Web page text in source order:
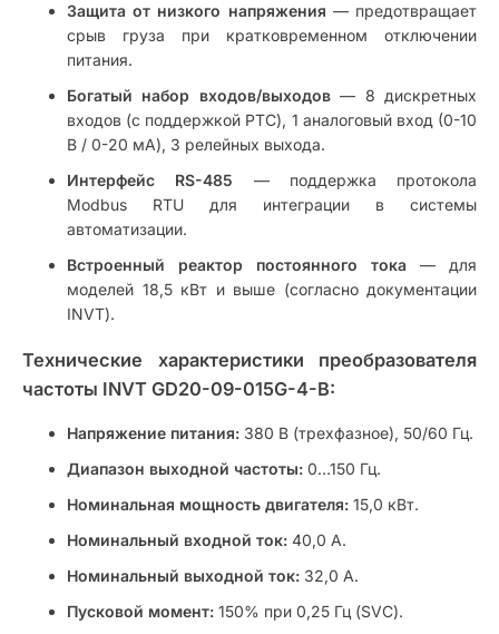
Защита от низкого напряжения — предотвращает
срыв груза при кратковременном отключении
питания.
Богатый набор входов/выходов— 8 дискретных
входов (с поддержкой PTC), 1 аналоговый вход (0-10
В / 0-20 мА), 3 релейных выхода.
Интерфейс RS-485 — поддержка протокола
Modbus RTU для интеграции в системы
автоматизации.
Встроенный реактор постоянного тока — для
моделей 18,5 кВт и выше (согласно документации
INVT).
Технические характеристики преобразователя
частоты INVT GD20-09-015G-4-B:
Напряжение питания: 380 В (трехфазное), 50/60 Гц.
Диапазон выходной частоты: 0…150 Гц.
Номинальная мощность двигателя: 15,0 кВт.
Номинальный входной ток: 40,0 А.
Номинальный выходной ток: 32,0 А.
Пусковой момент: 150% при 0,25 Гц (SVC).